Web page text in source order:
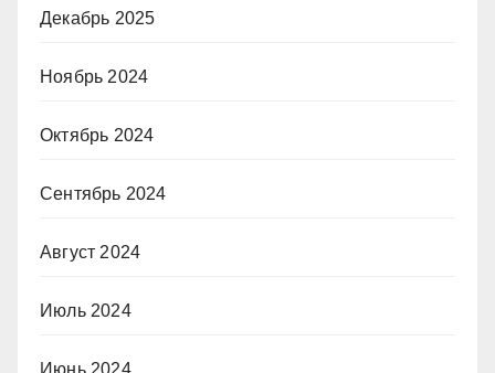
Декабрь 2025
Ноябрь 2024
Октябрь 2024
Сентябрь 2024
Август 2024
Июль 2024
Июнь 2024